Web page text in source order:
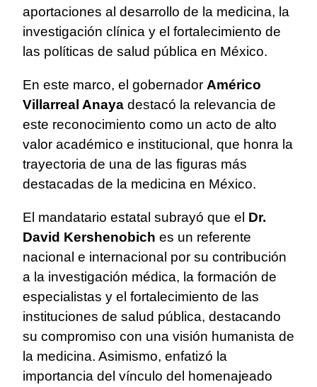
aportaciones al desarrollo de la medicina, la
investigación clínica y el fortalecimiento de
las políticas de salud pública en México.
En este marco, el gobernador Américo
Villarreal Anaya destacó la relevancia de
este reconocimiento como un acto de alto
valor académico e institucional, que honra la
trayectoria de una de las figuras más
destacadas de la medicina en México.
El mandatario estatal subrayó que el Dr.
David Kershenobich es un referente
nacional e internacional por su contribución
a la investigación médica, la formación de
especialistas y el fortalecimiento de las
instituciones de salud pública, destacando
su compromiso con una visión humanista de
la medicina. Asimismo, enfatizó la
importancia del vínculo del homenajeado